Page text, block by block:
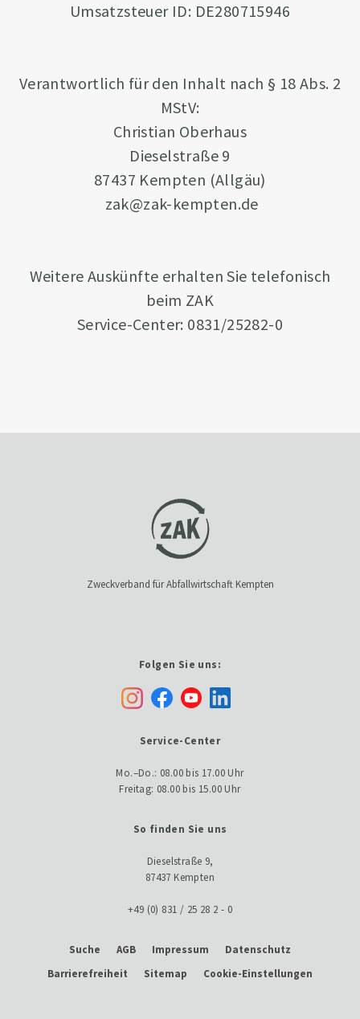
Umsatzsteuer ID: DE280715946
Verantwortlich für den Inhalt nach § 18 Abs. 2
MStV:
Christian Oberhaus
Dieselstraße 9
87437 Kempten (Allgäu)
zak@zak-kempten.de
Weitere Auskünfte erhalten Sie telefonisch
beim ZAK
Service-Center: 0831/25282-0
Zweckverband für Abfallwirtschaft Kempten
Folgen Sie uns:
Service-Center
Mo.–Do.: 08.00 bis 17.00 Uhr
Freitag: 08.00 bis 15.00 Uhr
So finden Sie uns
Dieselstraße 9,
87437 Kempten
+49 (0) 831 / 25 28 2 - 0
Suche AGB Impressum
Datenschutz
Barrierefreiheit
Sitemap Cookie-Einstellungen